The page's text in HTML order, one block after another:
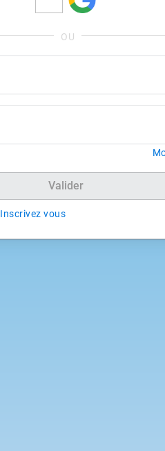
Valider
Inscrivez vous